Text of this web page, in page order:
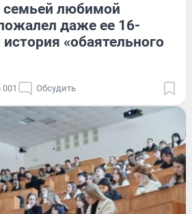
семьей любимой
даже ее 16-
«обаятельного
001 Обсудить